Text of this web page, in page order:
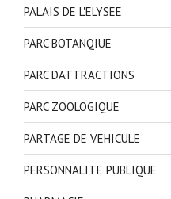
PALAIS DE L'ELYSEE
PARC BOTANQIUE
PARC D'ATTRACTIONS
PARC ZOOLOGIQUE
PARTAGE DE VEHICULE
PERSONNALITE PUBLIQUE